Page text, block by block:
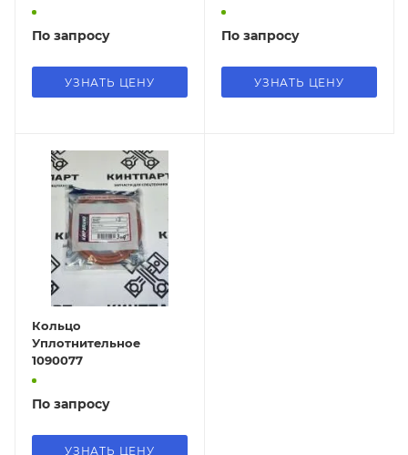
По запросу
УЗНАТЬ ЦЕНУ
По запросу
УЗНАТЬ ЦЕНУ
Кольцо
Уплотнительное
1090077
По запросу
УЗНАТЬ ЦЕНУ